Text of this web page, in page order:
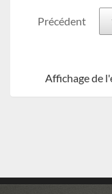
Précédent
Affichage de